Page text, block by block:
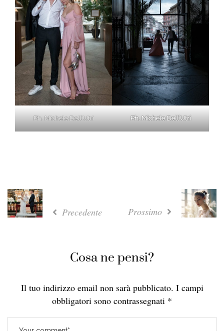
Ph. Michele Dell’Utri Ph. Michele Dell’Utri
Precedente Prossimo
Cosa ne pensi?
Il tuo indirizzo email non sarà pubblicato. I campi
obbligatori sono contrassegnati *